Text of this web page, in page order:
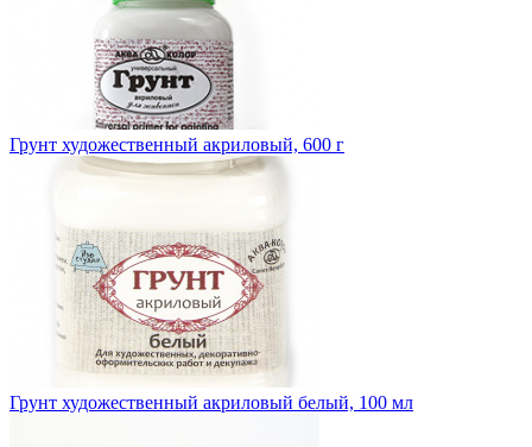
Грунт художественный акриловый, 600 г
Грунт художественный акриловый белый, 100 мл